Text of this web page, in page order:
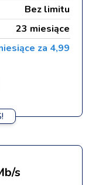
Bez limitu
23 miesiące
za 4,99
s